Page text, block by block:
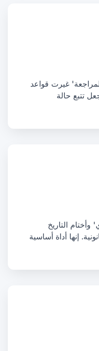
غيرت قواعد
تتبع حالة
التاريخ
إنها أداة أساسية